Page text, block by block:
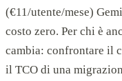
(€11/utente/mese)
costo zero. Per chi è
cambia: confrontare il
il TCO di una